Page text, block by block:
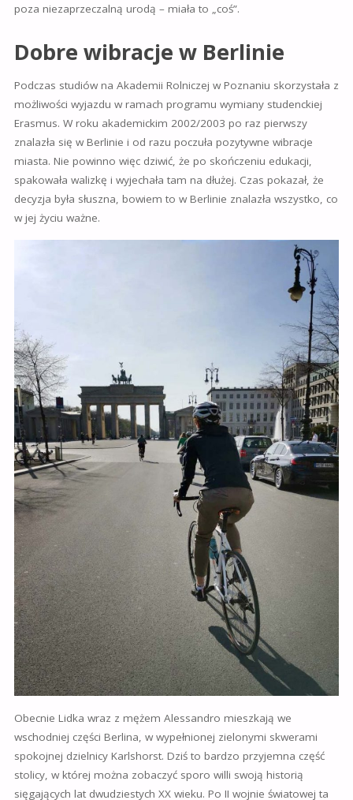
poza niezaprzeczalną urodą – miała to „coś”.
Dobre wibracje w Berlinie
Podczas studiów na Akademii Rolniczej w Poznaniu skorzystała z
możliwości wyjazdu w ramach programu wymiany studenckiej
Erasmus. W roku akademickim 2002/2003 po raz pierwszy
znalazła się w Berlinie i od razu poczuła pozytywne wibracje
miasta. Nie powinno więc dziwić, że po skończeniu edukacji,
spakowała walizkę i wyjechała tam na dłużej. Czas pokazał, że
decyzja była słuszna, bowiem to w Berlinie znalazła wszystko, co
w jej życiu ważne.
Obecnie Lidka wraz z mężem Alessandro mieszkają we
wschodniej części Berlina, w wypełnionej zielonymi skwerami
spokojnej dzielnicy Karlshorst. Dziś to bardzo przyjemna część
stolicy, w której można zobaczyć sporo willi swoją historią
sięgających lat dwudziestych XX wieku. Po II wojnie światowej ta